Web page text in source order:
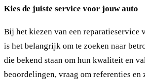
Kies de juiste service voor jouw auto
Bij het kiezen van een reparatieservice
is het belangrijk om te zoeken naar
die bekend staan om hun kwaliteit en
beoordelingen, vraag om referenties en